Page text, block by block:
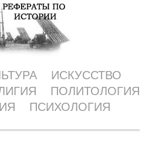
ИСКУССТВО
ПОЛИТОЛОГИЯ
ПСИХОЛОГИЯ